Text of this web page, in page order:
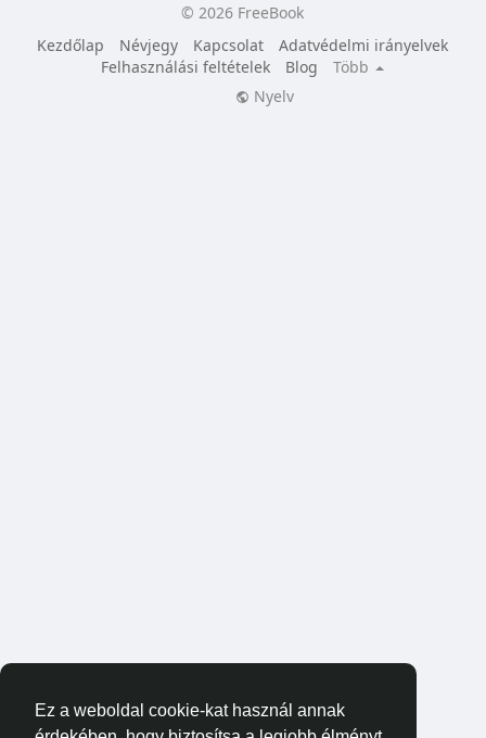
Ez a weboldal cookie-kat használ annak
© 2026 FreeBook
Kezdőlap
Névjegy Kapcsolat
Adatvédelmi irányelvek
Felhasználási feltételek
Blog
Több
Nyelv